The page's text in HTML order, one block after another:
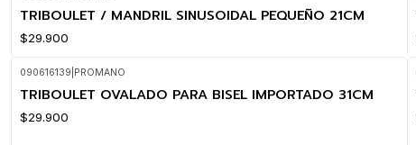
TRIBOULET / MANDRIL SINUSOIDAL PEQUEÑO 21CM
$29.900
090616139 PROMANO
TRIBOULET OVALADO PARA BISEL IMPORTADO 31CM
$29.900